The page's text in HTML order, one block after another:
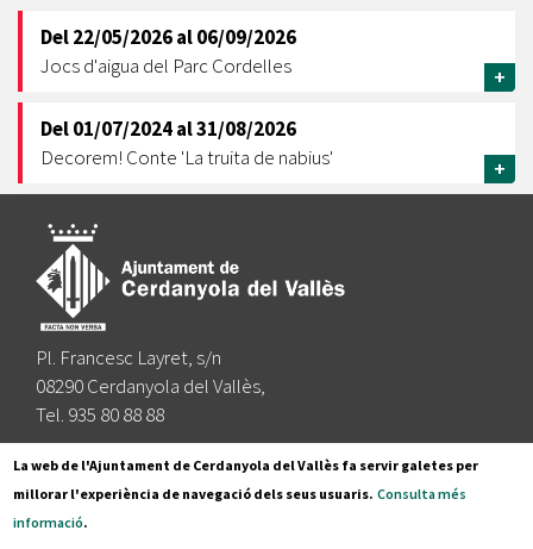
Del22/05/2026al06/09/2026
Jocs d'aigua del Parc Cordelles
+
Del01/07/2024al31/08/2026
Decorem! Conte 'La truita de nabius'
+
Pl. Francesc Layret, s/n
08290 Cerdanyola del Vallès,
Tel. 935 80 88 88
Segueix-nos a:
La web de l'Ajuntament de Cerdanyola del Vallès fa servir galetes per
millorar l'experiència de navegació dels seus usuaris. Consulta més
informació.